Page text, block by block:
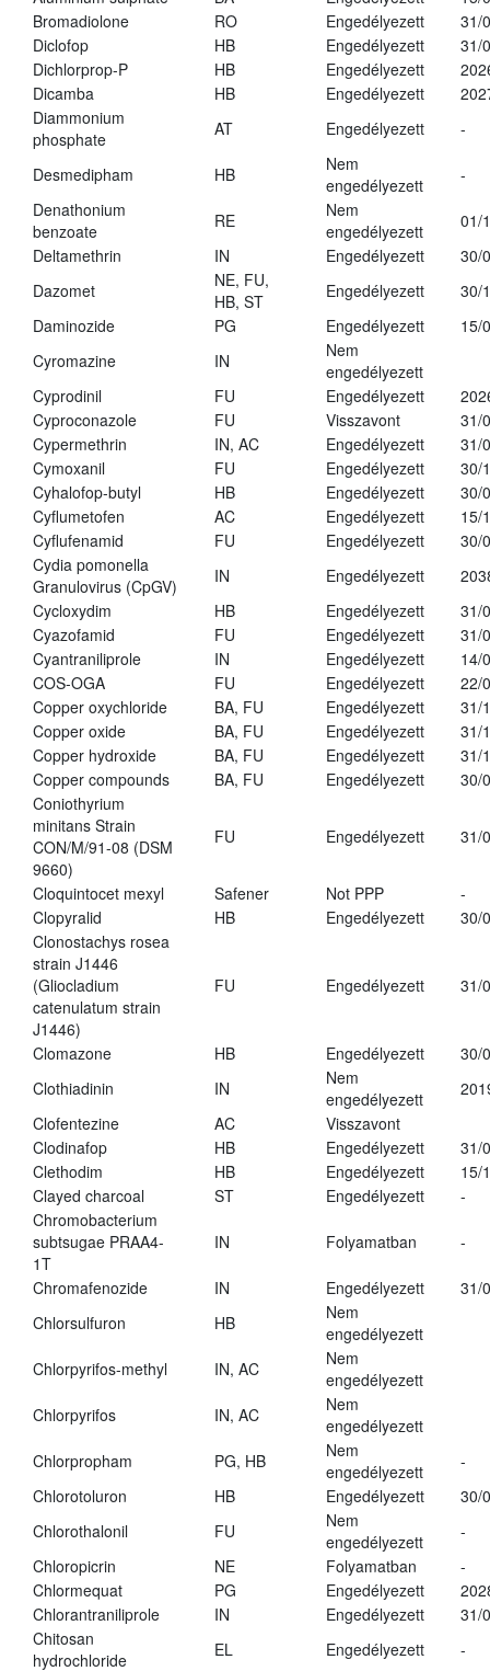
Bromadiolone
RO Engedélyezett
31/
Diclofop
HB Engedélyezett
31/
Dichlorprop-P
HB Engedélyezett
Dicamba
HB Engedélyezett
Diammonium
phosphate
AT Engedélyezett -
Desmedipham HB
Nem
engedélyezett
-
Denathonium
benzoate
RE
Nem
engedélyezett
01/
Deltamethrin
IN Engedélyezett
30/
Dazomet
NE, FU,
HB, ST
Engedélyezett
30/
Daminozide
PG Engedélyezett
15/
Cyromazine
IN
Nem
engedélyezett
Cyprodinil
FU Engedélyezett
Cyproconazole
FU Visszavont
31/
Cypermethrin
IN, AC Engedélyezett
31/
Cymoxanil
FU Engedélyezett
30/
Cyhalofop-butyl
HB Engedélyezett
30/
Cyflumetofen
AC Engedélyezett
15/
Cyflufenamid
FU Engedélyezett
30/
Cydia pomonella
Granulovirus (CpGV)
IN Engedélyezett
Cycloxydim
HB Engedélyezett
31/
Cyazofamid
FU Engedélyezett
31/
Cyantraniliprole
IN Engedélyezett
14/
COS-OGA
FU Engedélyezett
22/
Copper oxychloride
BA, FU Engedélyezett
31/
Copper oxide
BA, FU Engedélyezett
31/
Copper hydroxide
BA, FU Engedélyezett
31/
Copper compounds
BA, FU Engedélyezett
30/
Coniothyrium
minitans Strain
CON/M/91-08 (DSM
9660)
FU Engedélyezett 31/
Cloquintocet mexyl Safener Not PPP
-
Clopyralid
HB Engedélyezett
30/
Clonostachys rosea
strain J1446
(Gliocladium
catenulatum strain
J1446)
FU Engedélyezett 31/
Clomazone HB Engedélyezett
30/
Clothiadinin
IN
Nem
engedélyezett
Clofentezine
AC
Visszavont
Clodinafop
HB Engedélyezett
31/
Clethodim
HB Engedélyezett
15/
Clayed charcoal
ST Engedélyezett
-
Chromobacterium
subtsugae PRAA4-
1T
IN Folyamatban -
Chromafenozide IN Engedélyezett
31/
Chlorsulfuron
HB
Nem
engedélyezett
Chlorpyrifos-methyl
IN, AC
Nem
engedélyezett
Chlorpyrifos
IN, AC
Nem
engedélyezett
Chlorpropham
PG, HB
Nem
engedélyezett
-
Chlorotoluron
HB Engedélyezett
30/
Chlorothalonil
FU
Nem
engedélyezett
-
Chloropicrin
NE Folyamatban
-
Chlormequat
PG Engedélyezett
Chlorantraniliprole
IN Engedélyezett
31/
Chitosan
hydrochloride
EL Engedélyezett -